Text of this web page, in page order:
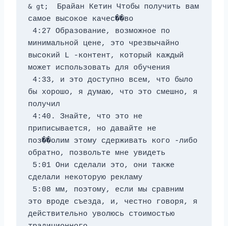
& gt;
Брайан Кетин Чтобы получить вам
самое высокое качес��во
минимальной цене, это чрезвычайно
высокий L -контент, который каждый
может использовать для обучения
бы хорошо, я думаю, что это смешно, я
получил
приписывается, но давайте не
поз��олим этому сдерживать кого -либо
обратно, позвольте мне увидеть
сделали некоторую рекламу
это вроде съезда, и, честно говоря, я
действительно уволюсь стоимостью